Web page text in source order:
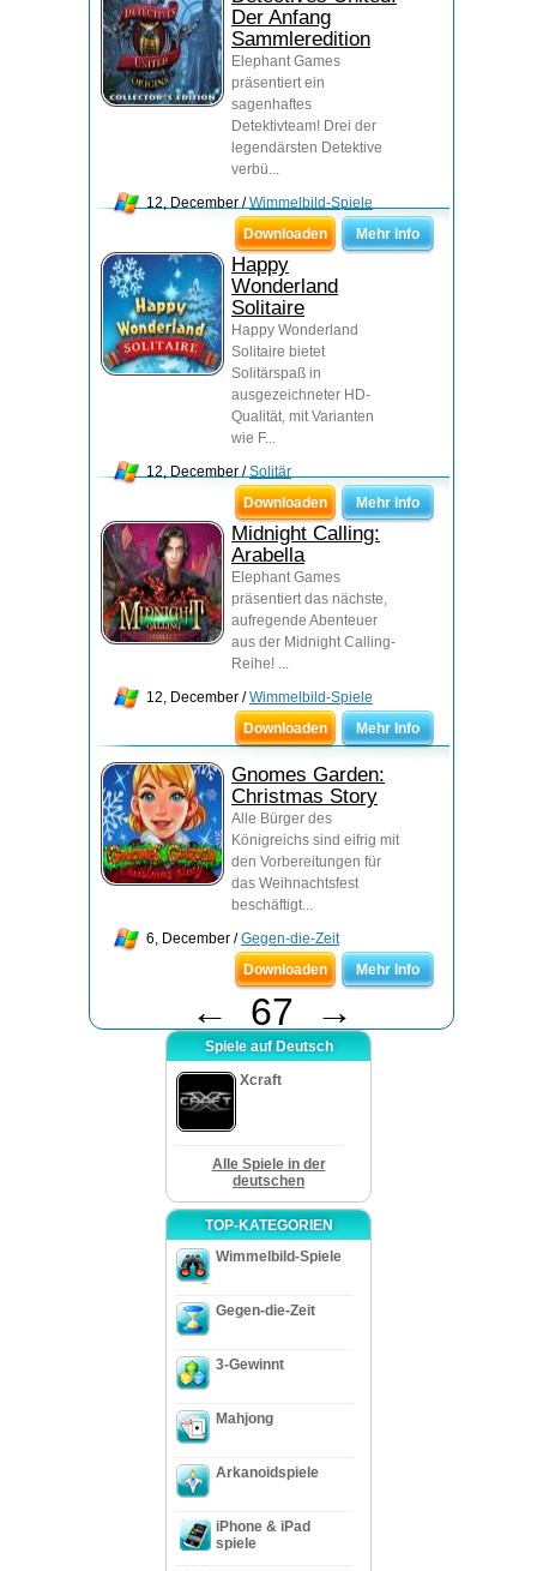
Der Anfang
Sammleredition
Elephant Games
präsentiert ein
sagenhaftes
Detektivteam! Drei der
legendärsten Detektive
verbü...
12, December /Wimmelbild-Spiele
Downloaden
Mehr Info
Happy
Wonderland
Solitaire
Happy Wonderland
Solitaire bietet
Solitärspaß in
ausgezeichneter HD-
Qualität, mit Varianten
wie F...
12, December /Solitär
Downloaden
Mehr Info
Midnight Calling:
Arabella
Elephant Games
präsentiert das nächste,
aufregende Abenteuer
aus der Midnight Calling-
Reihe! ...
12, December /Wimmelbild-Spiele
Downloaden
Mehr Info
Gnomes Garden:
Christmas Story
Alle Bürger des
Königreichs sind eifrig mit
den Vorbereitungen für
das Weihnachtsfest
beschäftigt...
6, December /Gegen-die-Zeit
Downloaden
Mehr Info
← 67 →
Spiele auf Deutsch
Xcraft
Alle Spiele in der
deutschen
TOP-KATEGORIEN
Wimmelbild-Spiele
Gegen-die-Zeit
3-Gewinnt
Mahjong
Arkanoidspiele
iPhone & iPad
spiele